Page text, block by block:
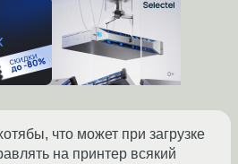
что может при загрузке
на принтер всякий